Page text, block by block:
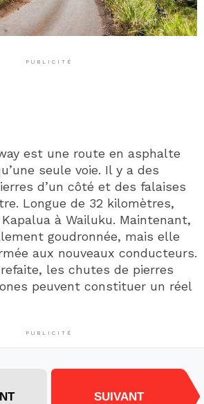
PUBLICITÉ
est une route en asphalte
seule voie. Il y a des
d’un côté et des falaises
Longue de 32 kilomètres,
à Wailuku. Maintenant,
goudronnée, mais elle
aux nouveaux conducteurs.
les chutes de pierres
peuvent constituer un réel
PUBLICITÉ
SUIVANT